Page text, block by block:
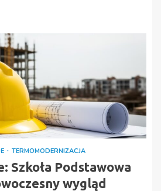
TERMOMODERNIZACJA
Szkoła Podstawowa
wygląd